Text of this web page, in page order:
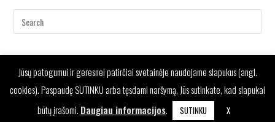
Jūsų patogumui ir geresnei patirčiai svetainėje naudojame slapukus (angl.
cookies). Paspaudę SUTINKU arba tęsdami naršymą, Jūs sutinkate, kad slapukai
būtų įrašomi. Daugiau informacijos. SUTINKU X